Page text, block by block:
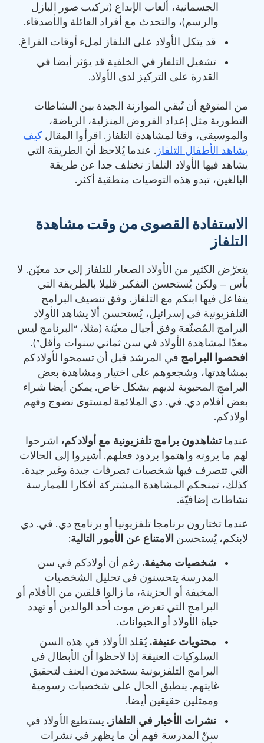
الجسمانية، ألعاب الإبداع (تركيب صور البازل
والرسم)، والتحدث مع أفراد العائلة والأصدقاء.
‏قد يتكل الأولاد على التلفاز لملء أوقات الفراغ.
تشغيل التلفاز في الخلفية قد يؤثر أيضا في
القدرة على التركيز لدى الأولاد.
من المتوقع أن تُبقي الموازنة الجيدة بين النشاطات
التطورية مثل إعداد الفروض المنزلية، الرياضة،
والموسيقى، وقتا لمشاهدة التلفاز. اقرأوا المقال كيف
يشاهد الأطفال التلفاز . عندما يُلاحظ أن الطريقة التي
يشاهد فيها الأولاد التلفاز تختلف جدا عن طريقة
البالغين، تبدو هذه التوصيات منطقية أكثر.
الاستفادة القصوى من وقت مشاهدة
التلفاز
يتعرّض الكثير من الأولاد الصغار للتلفاز إلى حد معيّن. لا
بأس – ولكن يُستحسن التفكير قليلا بالطريقة التي
يتفاعل فيها ابنكم مع التلفاز. وفق تنصيف البرامج
التلفزيونية في إسرائيل، يُستحسن ألا يشاهد الأولاد
البرامج المُصنّفة وفق أجيال معيّنة (مثلا، “البرنامج ليس
معدّا لمشاهدة الأولاد في سن ثماني سنوات وأقل”).
افحصوا البرامج في المرشد قبل أن تسمحوا لأولادكم
بمشاهدتها، وشجعوهم على اختيار ومشاهدة بعض
البرامج المحبوبة لديهم بشكل خاص. يمكن أيضا شراء
بعض أفلام دي. في. دي الملائمة لمستوى نضوج وفهم
أولادكم.
عندماتشاهدون برامج تلفزيونية مع أولادكم، اشرحوا
لهم ما يرونه واهتموا بردود فعلهم. أشيروا إلى الحالات
التي تتصرف فيها شخصيات تصرفات جيدة وغير جيدة.
كذلك، تمنحكم المشاهدة المشتركة أفكارا للممارسة
نشاطات إضافيّة.
عندما تختارون برنامجا تلفزيونيا أو برنامج دي. في. دي
لابنكم، يُستحسن الامتناع عن الأمور التالية:
شخصيات مخيفة. رغم أن أولادكم في سن
المدرسة يتحسنون في تحليل الشخصيات
المخيفة أو الحزينة، ما زالوا قلقين من الأفلام أو
البرامج التي تعرض موت أحد الوالدين أو تهدد
حياة الأولاد أو الحيوانات.
محتويات عنيفة. يُقلد الأولاد في هذه السن
السلوكيات العنيفة إذا لاحظوا أن الأبطال في
البرامج التلفزيونية يستخدمون العنف لتحقيق
غايتهم. ينطبق الحال على شخصيات رسومية
وممثلين حقيقين أيضا.
نشرات الأخبار في التلفاز . يستطيع الأولاد في
سنّ المدرسة فهم أن ما يظهر في نشرات